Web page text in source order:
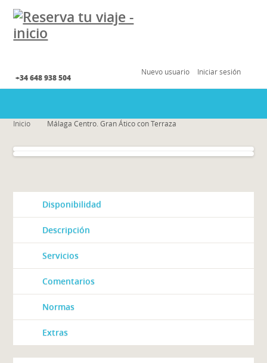
Nuevo usuario Iniciar sesión
+34 648 938 504
Inicio Málaga Centro. Gran Ático con Terraza
Disponibilidad
Descripción
Servicios
Comentarios
Normas
Extras